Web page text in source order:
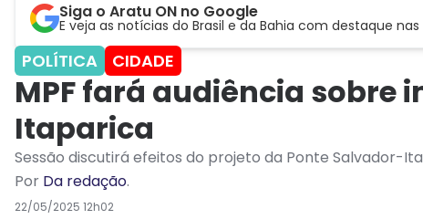
Siga o Aratu ON no Google
E veja as notícias do Brasil e da Bahia com destaque nas
POLÍTICA CIDADE
MPF fará audiência sobre
Itaparica
Sessão discutirá efeitos do projeto da Ponte Salvador-
Por Da redação.
22/05/2025 12h02